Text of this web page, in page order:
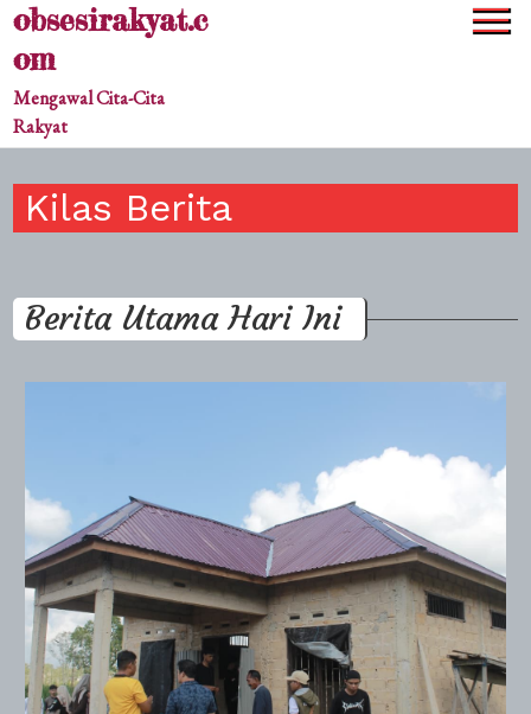
Skipobsesirakyat.c
om
Mengawal Cita-Cita
Rakyat
Kilas Berita
Berita Utama Hari Ini